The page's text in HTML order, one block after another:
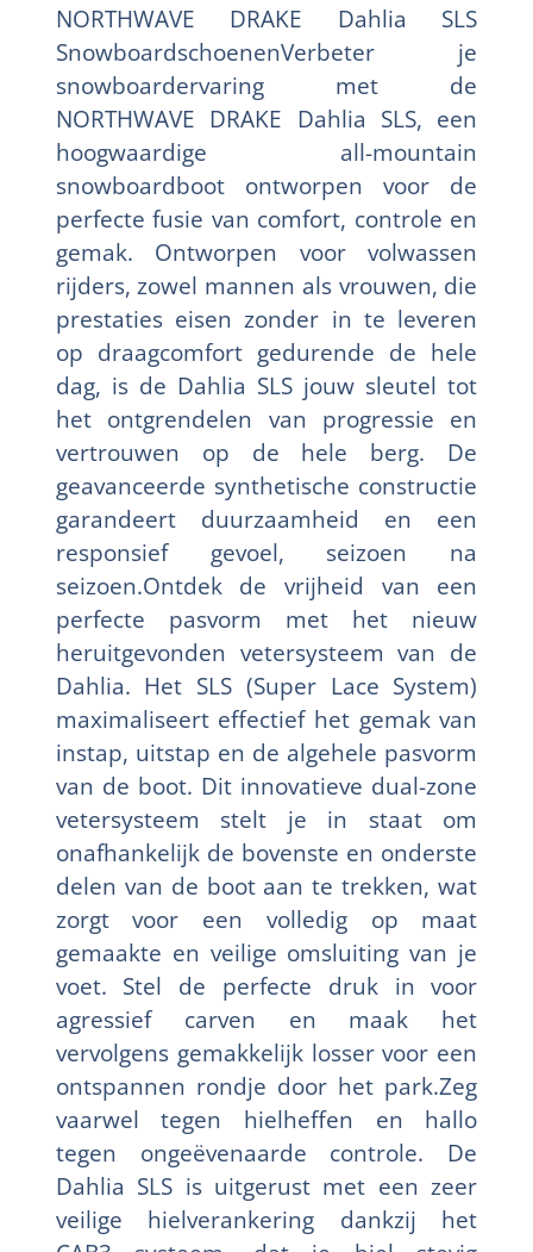
NORTHWAVE DRAKE Dahlia SLS
SnowboardschoenenVerbeter je
snowboardervaring met de
NORTHWAVE DRAKE Dahlia SLS, een
hoogwaardige all-mountain
snowboardboot ontworpen voor de
perfecte fusie van comfort, controle en
gemak. Ontworpen voor volwassen
rijders, zowel mannen als vrouwen, die
prestaties eisen zonder in te leveren
op draagcomfort gedurende de hele
dag, is de Dahlia SLS jouw sleutel tot
het ontgrendelen van progressie en
vertrouwen op de hele berg. De
geavanceerde synthetische constructie
garandeert duurzaamheid en een
responsief gevoel, seizoen na
seizoen.Ontdek de vrijheid van een
perfecte pasvorm met het nieuw
heruitgevonden vetersysteem van de
Dahlia. Het SLS (Super Lace System)
maximaliseert effectief het gemak van
instap, uitstap en de algehele pasvorm
van de boot. Dit innovatieve dual-zone
vetersysteem stelt je in staat om
onafhankelijk de bovenste en onderste
delen van de boot aan te trekken, wat
zorgt voor een volledig op maat
gemaakte en veilige omsluiting van je
voet. Stel de perfecte druk in voor
agressief carven en maak het
vervolgens gemakkelijk losser voor een
ontspannen rondje door het park.Zeg
vaarwel tegen hielheffen en hallo
tegen ongeëvenaarde controle. De
Dahlia SLS is uitgerust met een zeer
veilige hielverankering dankzij het